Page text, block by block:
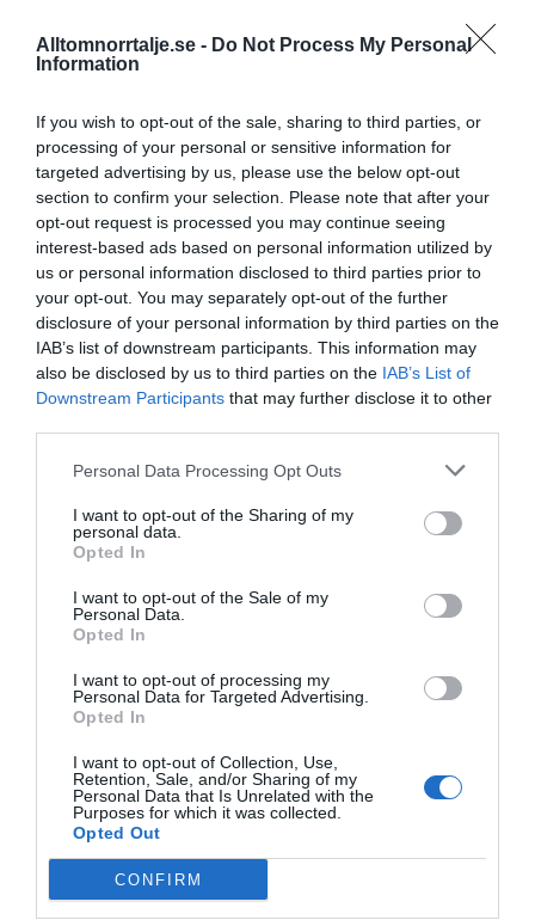
Alltomnorrtalje.se - Do Not Process My Personal
Information
If you wish to opt-out of the sale, sharing to third parties, or
processing of your personal or sensitive information for
targeted advertising by us, please use the below opt-out
section to confirm your selection. Please note that after your
opt-out request is processed you may continue seeing
interest-based ads based on personal information utilized by
us or personal information disclosed to third parties prior to
your opt-out. You may separately opt-out of the further
disclosure of your personal information by third parties on the
IAB’s list of downstream participants. This information may
also be disclosed by us to third parties on the IAB’s List of
Downstream Participants that may further disclose it to other
Personal Data Processing Opt Outs
I want to opt-out of the Sharing of my
personal data.
Opted In
I want to opt-out of the Sale of my
Personal Data.
Opted In
I want to opt-out of processing my
Personal Data for Targeted Advertising.
Opted In
I want to opt-out of Collection, Use,
Retention, Sale, and/or Sharing of my
Personal Data that Is Unrelated with the
Purposes for which it was collected.
Opted Out
CONFIRM
Panthalassa Åre AB registrerat –
fastighetsförvaltning i Yxlan
25/3 NYA BOLAG
Nytt fastighetsförvaltningsbolag registerat i
Norrtälje
25/3 NYA BOLAG
Trålen 24 AB registrerat
18/3 NYA BOLAG
NordHem Måleri AB registrerat –
måleriföretag i Norrtälje
43°C
13:00
43°C
Senaste nytt
Miljöpartiets höjda drivmedelspriser är hat
mot landsbygden
07:00 NYHETER
Villapriser rusar – lägenheter backar kraftigt